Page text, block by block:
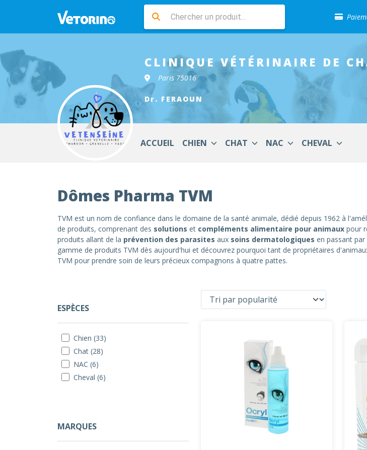
Livraison
Sélection
CLINIQUE VÉTÉRINAIRE DE
Paris 75016
Dr. FERAOUN
ACCUEIL CHIEN CHAT NAC CHEVAL
Dômes Pharma TVM
TVM est un nom de confiance dans le domaine de la santé animale, dédié depuis 1962 à
de produits, comprenant des solutions et compléments alimentaire pour animaux pour
produits allant de la prévention des parasites aux soins dermatologiques en passant par
gamme de produits TVM dès aujourd'hui et découvrez pourquoi tant de propriétaires
TVM pour prendre soin de leurs précieux compagnons à quatre pattes.
ESPÈCES
Chien (33)
Chat (28)
NAC (6)
Cheval (6)
MARQUES